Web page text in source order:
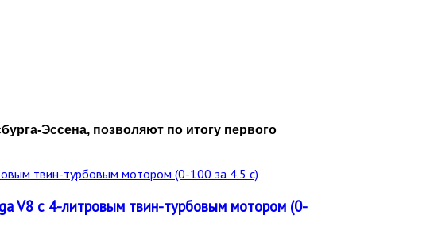
Эссена, позволяют по итогу первого
V8 c 4-литровым твин-турбовым мотором (0-